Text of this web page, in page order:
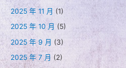
2025 年 11 月 (1)
2025 年 10 月 (5)
2025 年 9 月 (3)
2025 年 7 月 (2)